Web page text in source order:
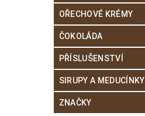
OŘECHOVÉ KRÉMY
ČOKOLÁDA
PŘÍSLUŠENSTVÍ
SIRUPY A MEDUCÍNKY
ZNAČKY